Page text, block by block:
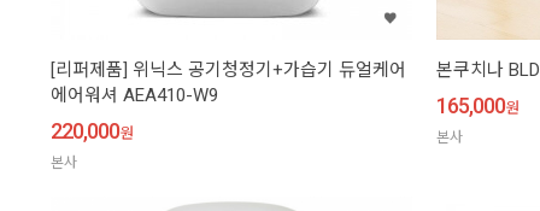
[리퍼제품] 위닉스 공기청정기+가습기 듀얼케어
에어워셔 AEA410-W9
220,000원
본사
본쿠치나
165,000원
본사